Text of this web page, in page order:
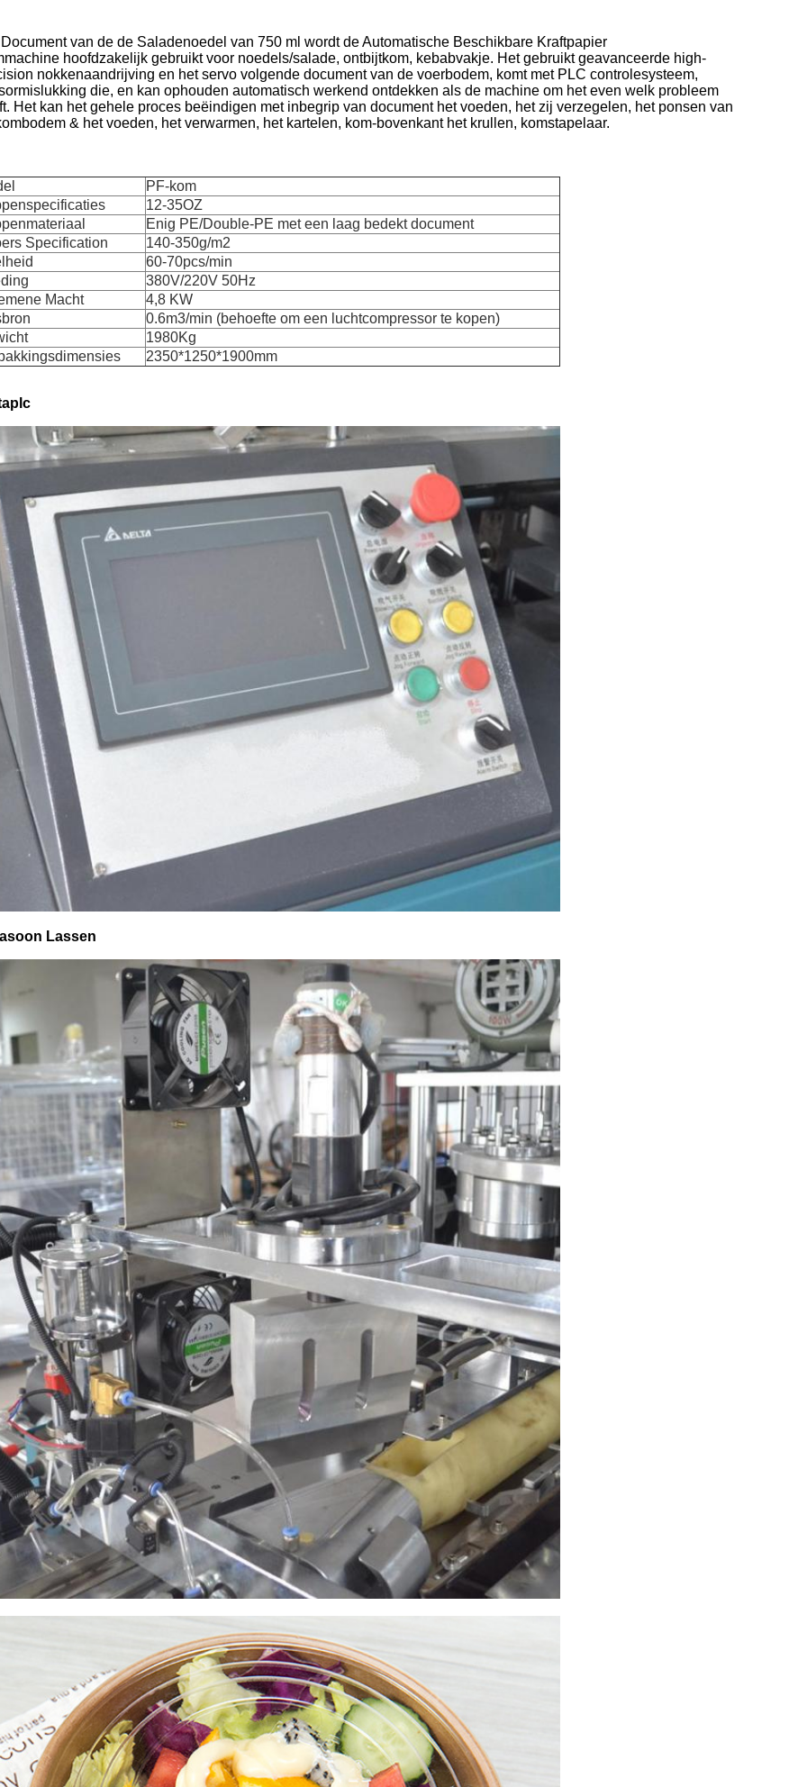
van de de Saladenoedel van 750 ml wordt de Automatische Beschikbare Kraftpapier
hoofdzakelijk gebruikt voor noedels/salade, ontbijtkom, kebabvakje. Het gebruikt geavanceerde high-
nokkenaandrijving en het servo volgende document van de voerbodem, komt met PLC controlesysteem,
die, en kan ophouden automatisch werkend ontdekken als de machine om het even welk probleem
Het kan het gehele proces beëindigen met inbegrip van document het voeden, het zij verzegelen, het ponsen van
& het voeden, het verwarmen, het kartelen, kom-bovenkant het krullen, komstapelaar.
PF-kom
12-35OZ
Enig PE/Double-PE met een laag bedekt document
Specification
140-350g/m2
60-70pcs/min
380V/220V 50Hz
Macht
4,8 KW
0.6m3/min (behoefte om een luchtcompressor te kopen)
1980Kg
2350*1250*1900mm
Lassen